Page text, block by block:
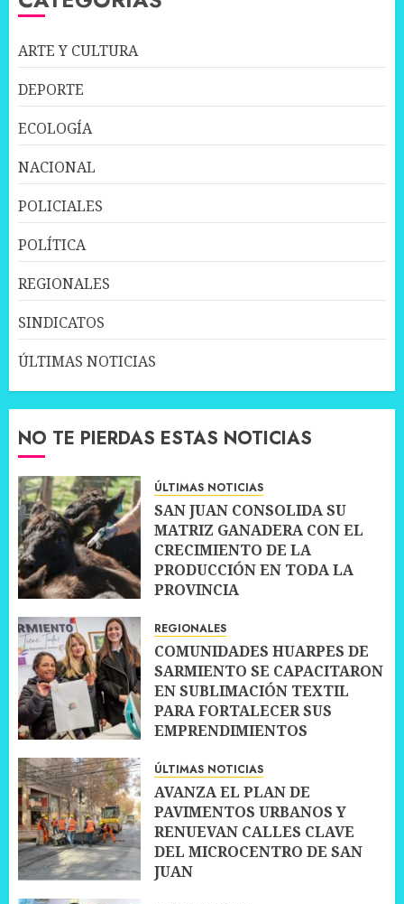
ARTE Y CULTURA
DEPORTE
ECOLOGÍA
NACIONAL
POLICIALES
POLÍTICA
REGIONALES
SINDICATOS
ÚLTIMAS NOTICIAS
NO TE PIERDAS ESTAS NOTICIAS
ÚLTIMAS NOTICIAS
SAN JUAN CONSOLIDA SU
MATRIZ GANADERA CON EL
CRECIMIENTO DE LA
PRODUCCIÓN EN TODA LA
PROVINCIA
REGIONALES
COMUNIDADES HUARPES DE
SARMIENTO SE CAPACITARON
EN SUBLIMACIÓN TEXTIL
PARA FORTALECER SUS
EMPRENDIMIENTOS
ÚLTIMAS NOTICIAS
AVANZA EL PLAN DE
PAVIMENTOS URBANOS Y
RENUEVAN CALLES CLAVE
DEL MICROCENTRO DE SAN
JUAN